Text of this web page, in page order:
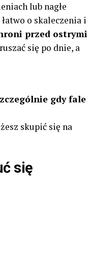
lub nagłe
o skaleczenia i
przed ostrymi
się po dnie, a
gdy fale
skupić się na
się